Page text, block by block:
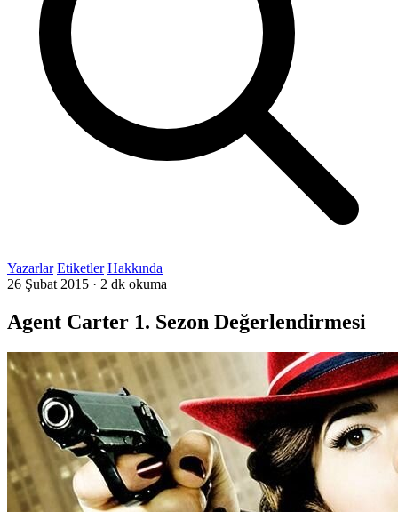
Yazarlar Etiketler Hakkında
26 Şubat 2015 · 2 dk okuma
Agent Carter 1. Sezon Değerlendirmesi